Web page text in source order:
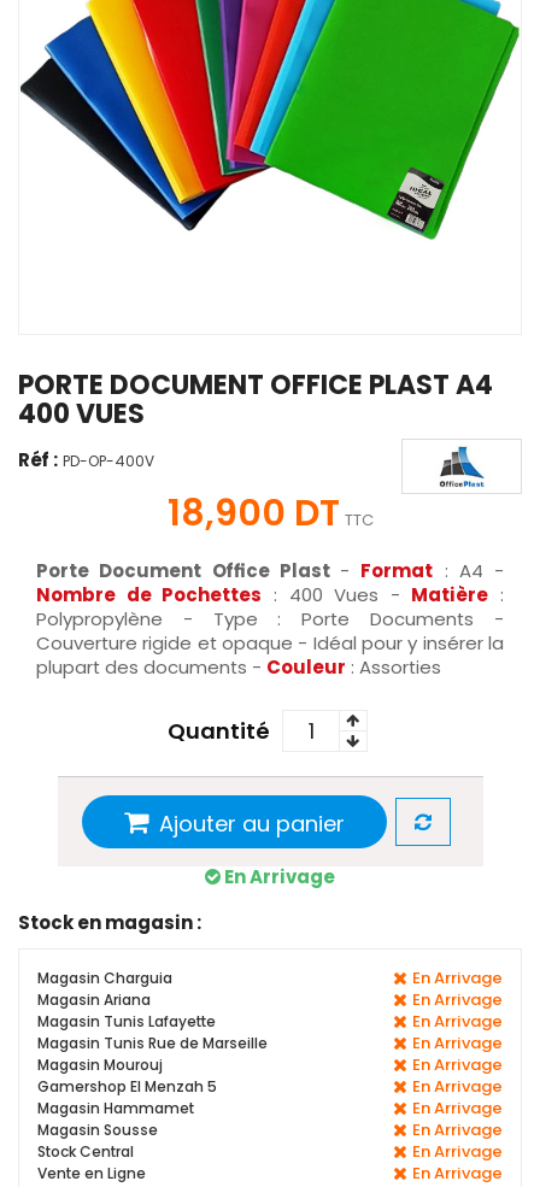
PORTE DOCUMENT OFFICE PLAST A4
400 VUES
Réf : PD-OP-400V
18,900 DT TTC
Porte Document Office Plast - Format : A4 -
Nombre de Pochettes : 400 Vues - Matière :
Polypropylène - Type : Porte Documents -
Couverture rigide et opaque - Idéal pour y insérer la
plupart des documents - Couleur : Assorties
Quantité
Ajouter au panier
En Arrivage
Stock en magasin :
Magasin Charguia En Arrivage
Magasin Ariana En Arrivage
Magasin Tunis Lafayette En Arrivage
Magasin Tunis Rue de Marseille En Arrivage
Magasin Mourouj En Arrivage
Gamershop El Menzah 5 En Arrivage
Magasin Hammamet En Arrivage
Magasin Sousse En Arrivage
Stock Central En Arrivage
Vente en Ligne En Arrivage